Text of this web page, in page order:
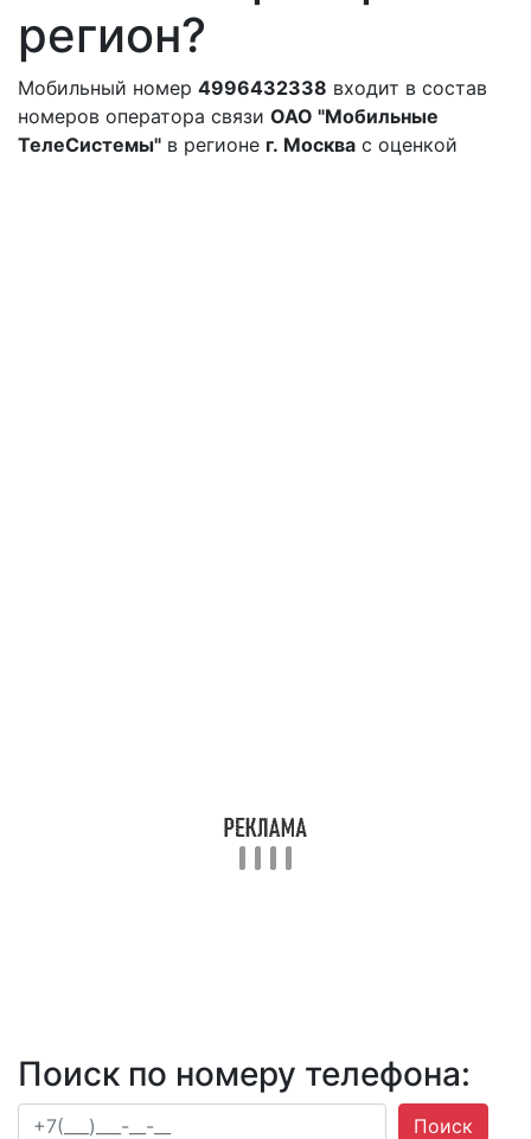
регион?
Мобильный номер 4996432338 входит в состав
номеров оператора связи ОАО "Мобильные
ТелеСистемы" в регионе г. Москва с оценкой
Поиск по номеру телефона:
Поиск